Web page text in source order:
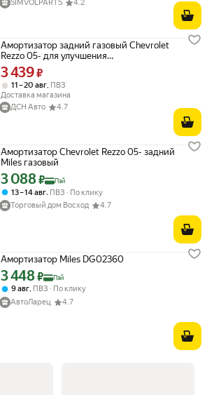
SIMVOLPARTS
4.2
Амортизатор задний газовый Chevrolet
Rezzo 05- для улучшения
управляемости.
Цена 3439 ₽ вместо
3 439₽
11 – 20 авг ПВЗ
Доставка магазина
ДСН Авто
4.7
Амортизатор Chevrolet Rezzo 05- задний
Miles газовый
Цена с картой Яндекс Пэй 3088 ₽ вместо
3 088₽ Пэй
13 – 14 авг, ПВЗ
По клику
Торговый дом Восход
4.7
Амортизатор Miles DG02360
Цена с картой Яндекс Пэй 3448 ₽ вместо
3 448₽ Пэй
9 авг, ПВЗ
По клику
АвтоЛарец
4.7